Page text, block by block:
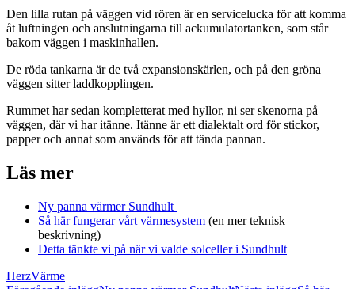
Den lilla rutan på väggen vid rören är en servicelucka för att komma
åt luftningen och anslutningarna till ackumulatortanken, som står
bakom väggen i maskinhallen.
De röda tankarna är de två expansionskärlen, och på den gröna
väggen sitter laddkopplingen.
Rummet har sedan kompletterat med hyllor, ni ser skenorna på
väggen, där vi har itänne. Itänne är ett dialektalt ord för stickor,
papper och annat som används för att tända pannan.
Läs mer
Ny panna värmer Sundhult
Så här fungerar vårt värmesystem (en mer teknisk
beskrivning)
Detta tänkte vi på när vi valde solceller i Sundhult
HerzVärme